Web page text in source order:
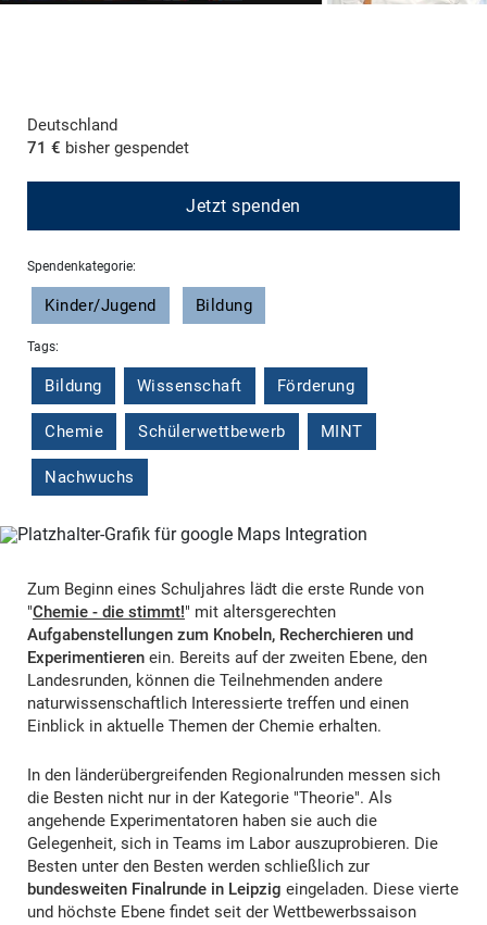
Deutschland
71 € bisher gespendet
Jetzt spenden
Spendenkategorie:
Kinder/Jugend Bildung
Tags:
Bildung Wissenschaft Förderung
Chemie Schülerwettbewerb MINT
Nachwuchs
Zum Beginn eines Schuljahres lädt die erste Runde von
"Chemie - die stimmt!" mit altersgerechten
Aufgabenstellungen zum Knobeln, Recherchieren und
Experimentieren ein. Bereits auf der zweiten Ebene, den
Landesrunden, können die Teilnehmenden andere
naturwissenschaftlich Interessierte treffen und einen
Einblick in aktuelle Themen der Chemie erhalten.
In den länderübergreifenden Regionalrunden messen sich
die Besten nicht nur in der Kategorie "Theorie". Als
angehende Experimentatoren haben sie auch die
Gelegenheit, sich in Teams im Labor auszuprobieren. Die
Besten unter den Besten werden schließlich zur
bundesweiten Finalrunde in Leipzig eingeladen. Diese vierte
und höchste Ebene findet seit der Wettbewerbssaison